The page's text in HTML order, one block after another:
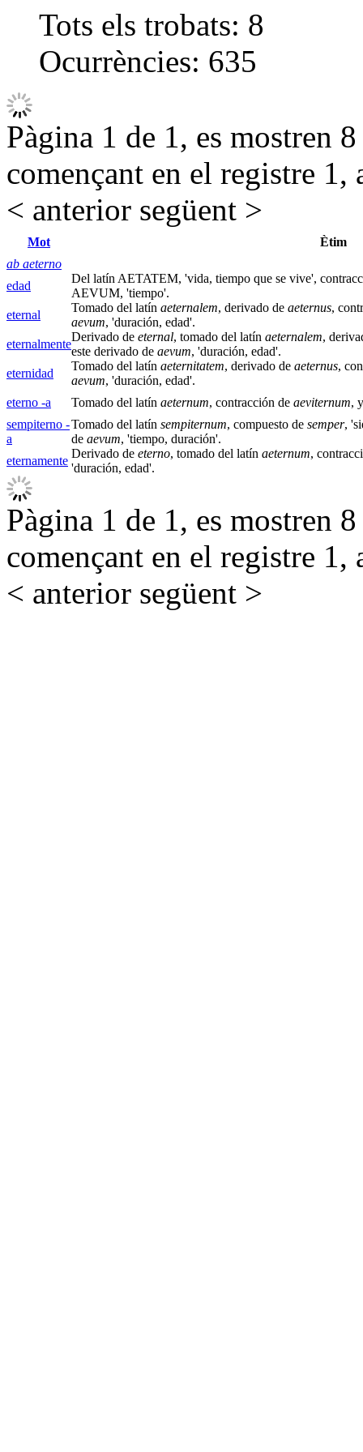
Tots els trobats: 8
Ocurrències: 635
Pàgina 1 de 1, es mostren
començant en el registre 1,
< anterior següent >
Mot
Ètim
ab aeterno
edad
Del latín AETATEM, 'vida, tiempo que se vive',
AEVUM, 'tiempo'.
eternal
Tomado del latín aeternalem, derivado de aeternus,
aevum, 'duración, edad'.
eternalmente
Derivado de eternal, tomado del latín aeternalem,
este derivado de aevum, 'duración, edad'.
eternidad
Tomado del latín aeternitatem, derivado de aeternus,
aevum, 'duración, edad'.
eterno -a
Tomado del latín aeternum, contracción de aeviternum,
sempiterno -
a
Tomado del latín sempiternum, compuesto de semper,
de aevum, 'tiempo, duración'.
eternamente
Derivado de eterno, tomado del latín aeternum,
'duración, edad'.
Pàgina 1 de 1, es mostren
començant en el registre 1,
< anterior següent >